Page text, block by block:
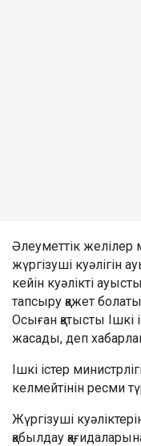
Әлеуметтік желілер
жүргізуші куәлігін
кейін куәлікті
тапсыру қажет
Осыған қатысты Ішкі
жасады, деп
Ішкі істер
келмейтінін ресми
Жүргізуші
қабылдау